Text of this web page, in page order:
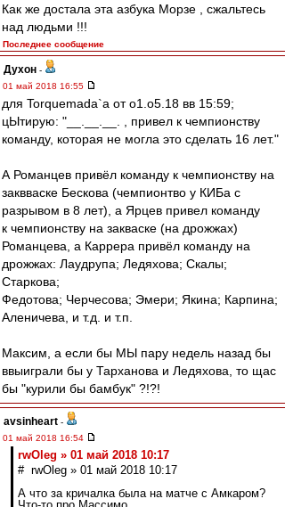
Как же достала эта азбука Морзе , сжальтесь
над людьми !!!
Последнее сообщение
Духон -
01 май 2018 16:55
для Torquemada`a от о1.о5.18 вв 15:59;
цЫтирую: "__.__.__. , привел к чемпионству
команду, которая не могла это сделать 16 лет."
А Романцев привёл команду к чемпионству на
заквваске Бескова (чемпионтво у КИБа с
разрывом в 8 лет), а Ярцев привел команду
к чемпионству на закваске (на дрожжах)
Романцева, а Каррера привёл команду на
дрожжах: Лаудрупа; Ледяхова; Скалы;
Старкова;
Федотова; Черчесова; Эмери; Якина; Карпина;
Аленичева, и т.д. и т.п.
Максим, а если бы МЫ пару недель назад бы
ввыиграли бы у Тарханова и Ледяхова, то щас
бы "курили бы бамбук" ?!?!
avsinheart -
01 май 2018 16:54
rwOleg » 01 май 2018 10:17
# rwOleg » 01 май 2018 10:17
А что за кричалка была на матче с Амкаром?